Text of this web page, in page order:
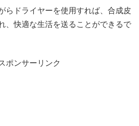
らドライヤーを使用すれば、合成皮
、快適な生活を送ることができるで
ポンサーリンク